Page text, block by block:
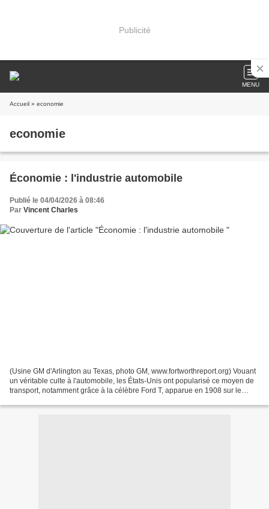
Publicité
MENU
Accueil » economie
economie
Économie : l'industrie automobile
Publié le 04/04/2026 à 08:46
Par Vincent Charles
(Usine GM d'Arlington au Texas, photo GM, www.fortworthreport.org) Vouant
un véritable culte à l'automobile, les États-Unis ont popularisé ce moyen de
transport, notamment grâce à la célèbre Ford T, apparue en 1908 sur le